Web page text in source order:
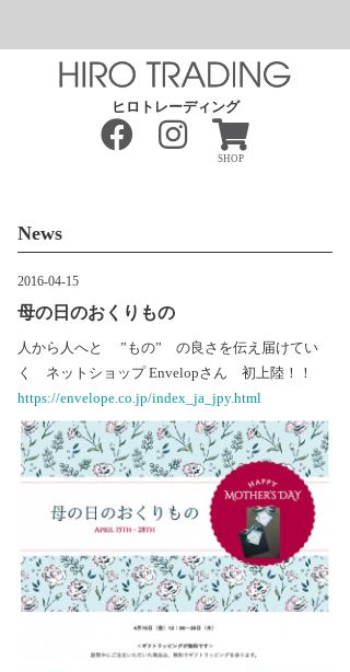
ヒロトレーディング
SHOP
News
2016-04-15
母の日のおくりもの
人から人へと ”もの” の良さを伝え届けてい
く ネットショップ Envelopさん 初上陸！！
https://envelope.co.jp/index_ja_jpy.html